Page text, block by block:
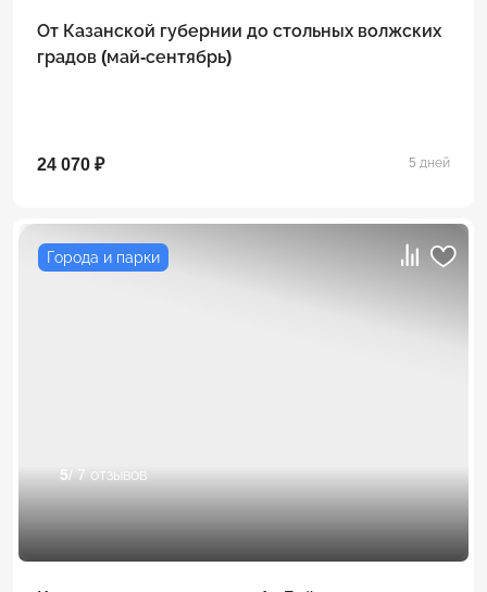
От Казанской губернии до стольных волжских
градов (май-сентябрь)
24 070 ₽ 5 дней
Города и парки
5/ 7 отзывов